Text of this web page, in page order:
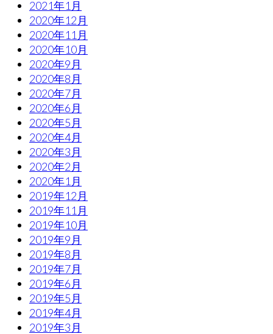
2021年1月
2020年12月
2020年11月
2020年10月
2020年9月
2020年8月
2020年7月
2020年6月
2020年5月
2020年4月
2020年3月
2020年2月
2020年1月
2019年12月
2019年11月
2019年10月
2019年9月
2019年8月
2019年7月
2019年6月
2019年5月
2019年4月
2019年3月